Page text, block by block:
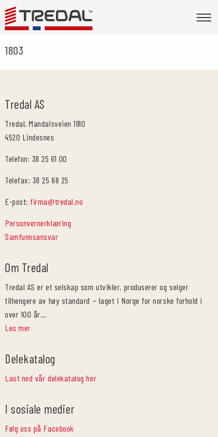
1803
Tredal AS
Tredal, Mandalsveien 1910
4520 Lindesnes
Telefon: 38 25 61 00
Telefax: 38 25 68 25
E-post:firma@tredal.no
Personvernerklæring
Samfunnsansvar
Om Tredal
Tredal AS er et selskap som utvikler, produserer og selger
tilhengere av høy standard – laget i Norge for norske forhold i
over 100 år…
Les mer
Delekatalog
Last ned vår delekatalog her
I sosiale medier
Følg oss på Facebook